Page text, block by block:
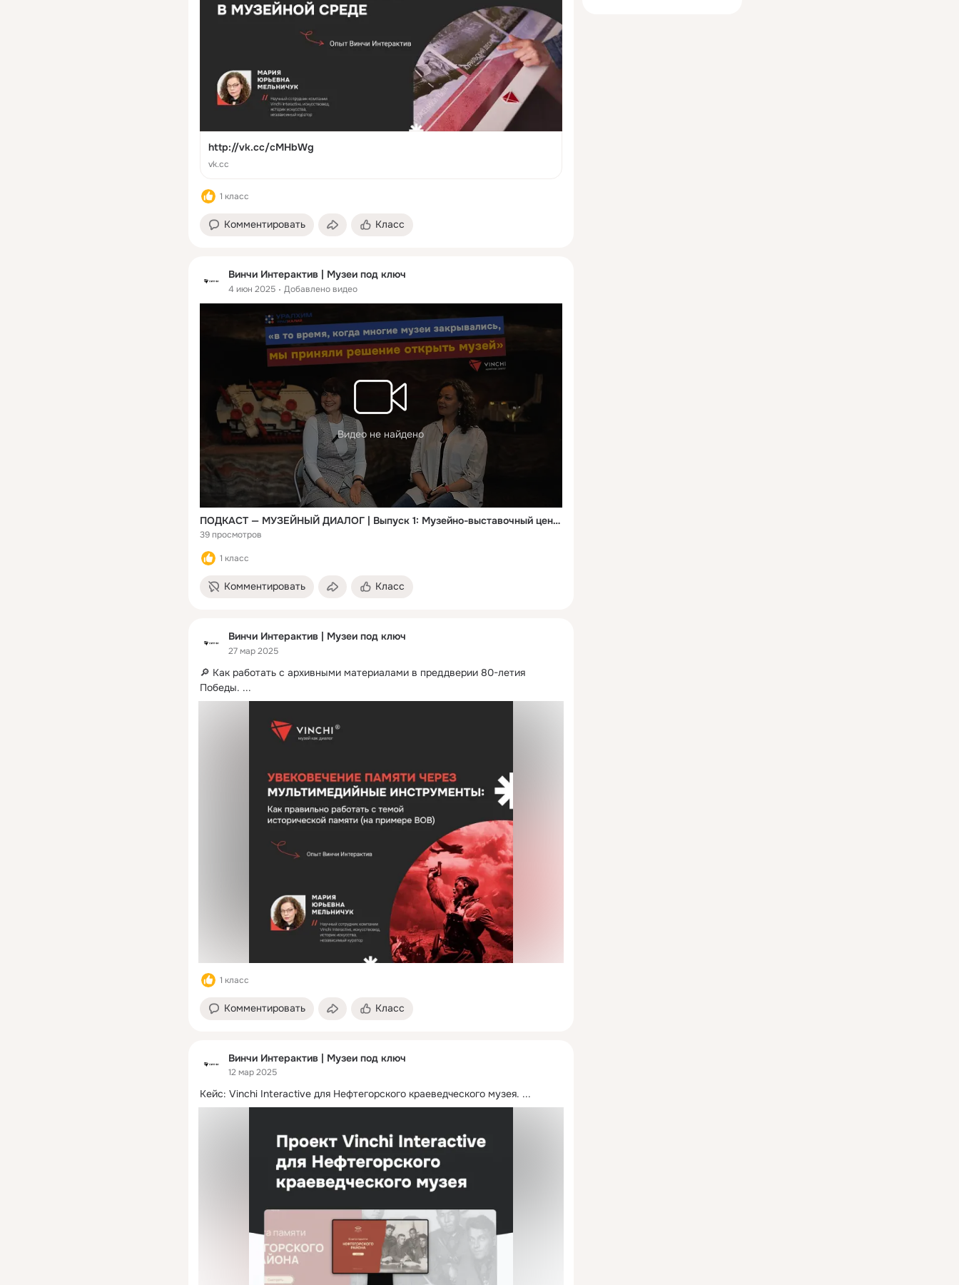
http://vk.cc/cMHbWg
vk.cc
1 класс
Комментировать Класс
Винчи Интерактив | Музеи под ключ
4 июн 2025 Добавлено видео
Видео не найдено
ПОДКАСТ — МУЗЕЙНЫЙ ДИАЛОГ | Выпуск 1: Музейно-выставочный центр ПАО «Уралкалий»
39 просмотров
1 класс
Комментировать Класс
Винчи Интерактив | Музеи под ключ
27 мар 2025
🔎 Как работать с архивными материалами в преддверии 80-летия
Победы. ...
1 класс
Комментировать Класс
Винчи Интерактив | Музеи под ключ
12 мар 2025
Кейс: Vinchi Interactive для Нефтегорского краеведческого музея. ...